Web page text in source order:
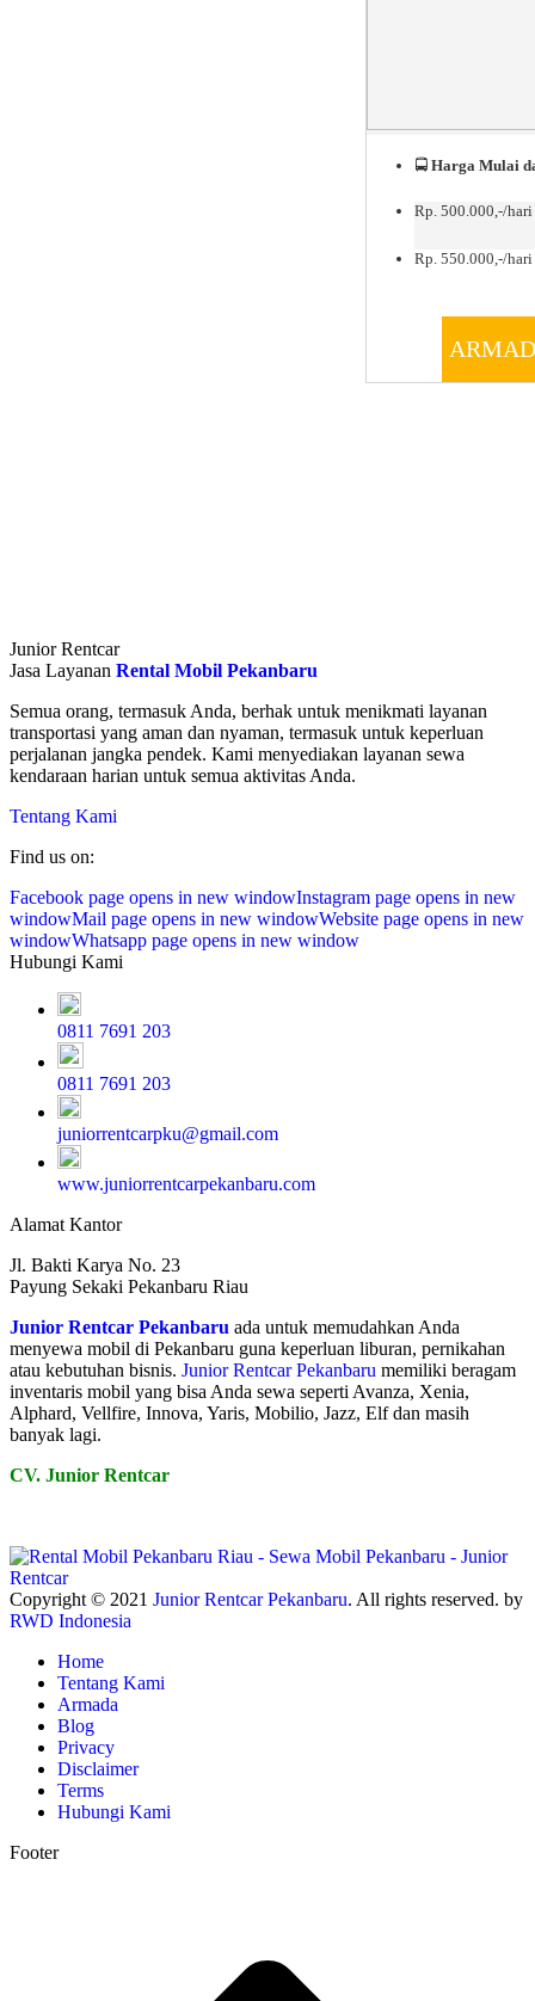
🚍 Harga Mulai
Rp. 500.000,-/
Rp. 550.000,-/
Junior Rentcar
Jasa Layanan Rental Mobil Pekanbaru
Semua orang, termasuk Anda, berhak untuk menikmati layanan
transportasi yang aman dan nyaman, termasuk untuk keperluan
perjalanan jangka pendek. Kami menyediakan layanan sewa
kendaraan harian untuk semua aktivitas Anda.
Tentang Kami
Find us on:
Facebook page opens in new windowInstagram page opens in new
windowMail page opens in new windowWebsite page opens in new
windowWhatsapp page opens in new window
Hubungi Kami
0811 7691 203
0811 7691 203
juniorrentcarpku@gmail.com
www.juniorrentcarpekanbaru.com
Alamat Kantor
Jl. Bakti Karya No. 23
Payung Sekaki Pekanbaru Riau
Junior Rentcar Pekanbaru ada untuk memudahkan Anda
menyewa mobil di Pekanbaru guna keperluan liburan, pernikahan
atau kebutuhan bisnis. Junior Rentcar Pekanbaru memiliki beragam
inventaris mobil yang bisa Anda sewa seperti Avanza, Xenia,
Alphard, Vellfire, Innova, Yaris, Mobilio, Jazz, Elf dan masih
banyak lagi.
CV. Junior Rentcar
Copyright © 2021 Junior Rentcar Pekanbaru. All rights reserved. by
RWD Indonesia
Home
Tentang Kami
Armada
Blog
Privacy
Disclaimer
Terms
Hubungi Kami
Footer